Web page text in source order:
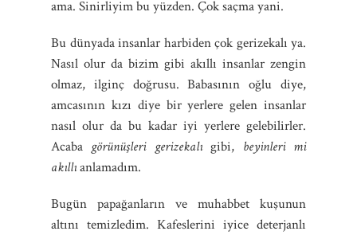
ama. Sinirliyim bu yüzden. Çok saçma yani.
Bu dünyada insanlar harbiden çok gerizekalı ya.
Nasıl olur da bizim gibi akıllı insanlar zengin
olmaz, ilginç doğrusu. Babasının oğlu diye,
amcasının kızı diye bir yerlere gelen insanlar
nasıl olur da bu kadar iyi yerlere gelebilirler.
Acaba görünüşleri gerizekalıgibi, beyinleri mi
akıllıanlamadım.
Bugün papağanların ve muhabbet kuşunun
altını temizledim. Kafeslerini iyice deterjanlı